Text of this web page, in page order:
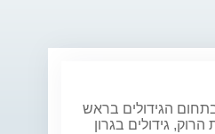
הגידולים בראש
גידולים בגרון